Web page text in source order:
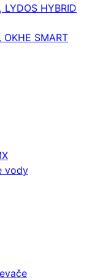
LYDOS HYBRID
OKHE SMART
vody